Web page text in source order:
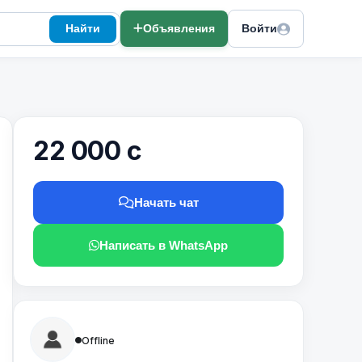
Найти Объявления Войти
22 000 с
Начать чат
Написать в WhatsApp
Offline